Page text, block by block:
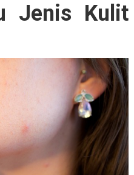
Jenis Kulit